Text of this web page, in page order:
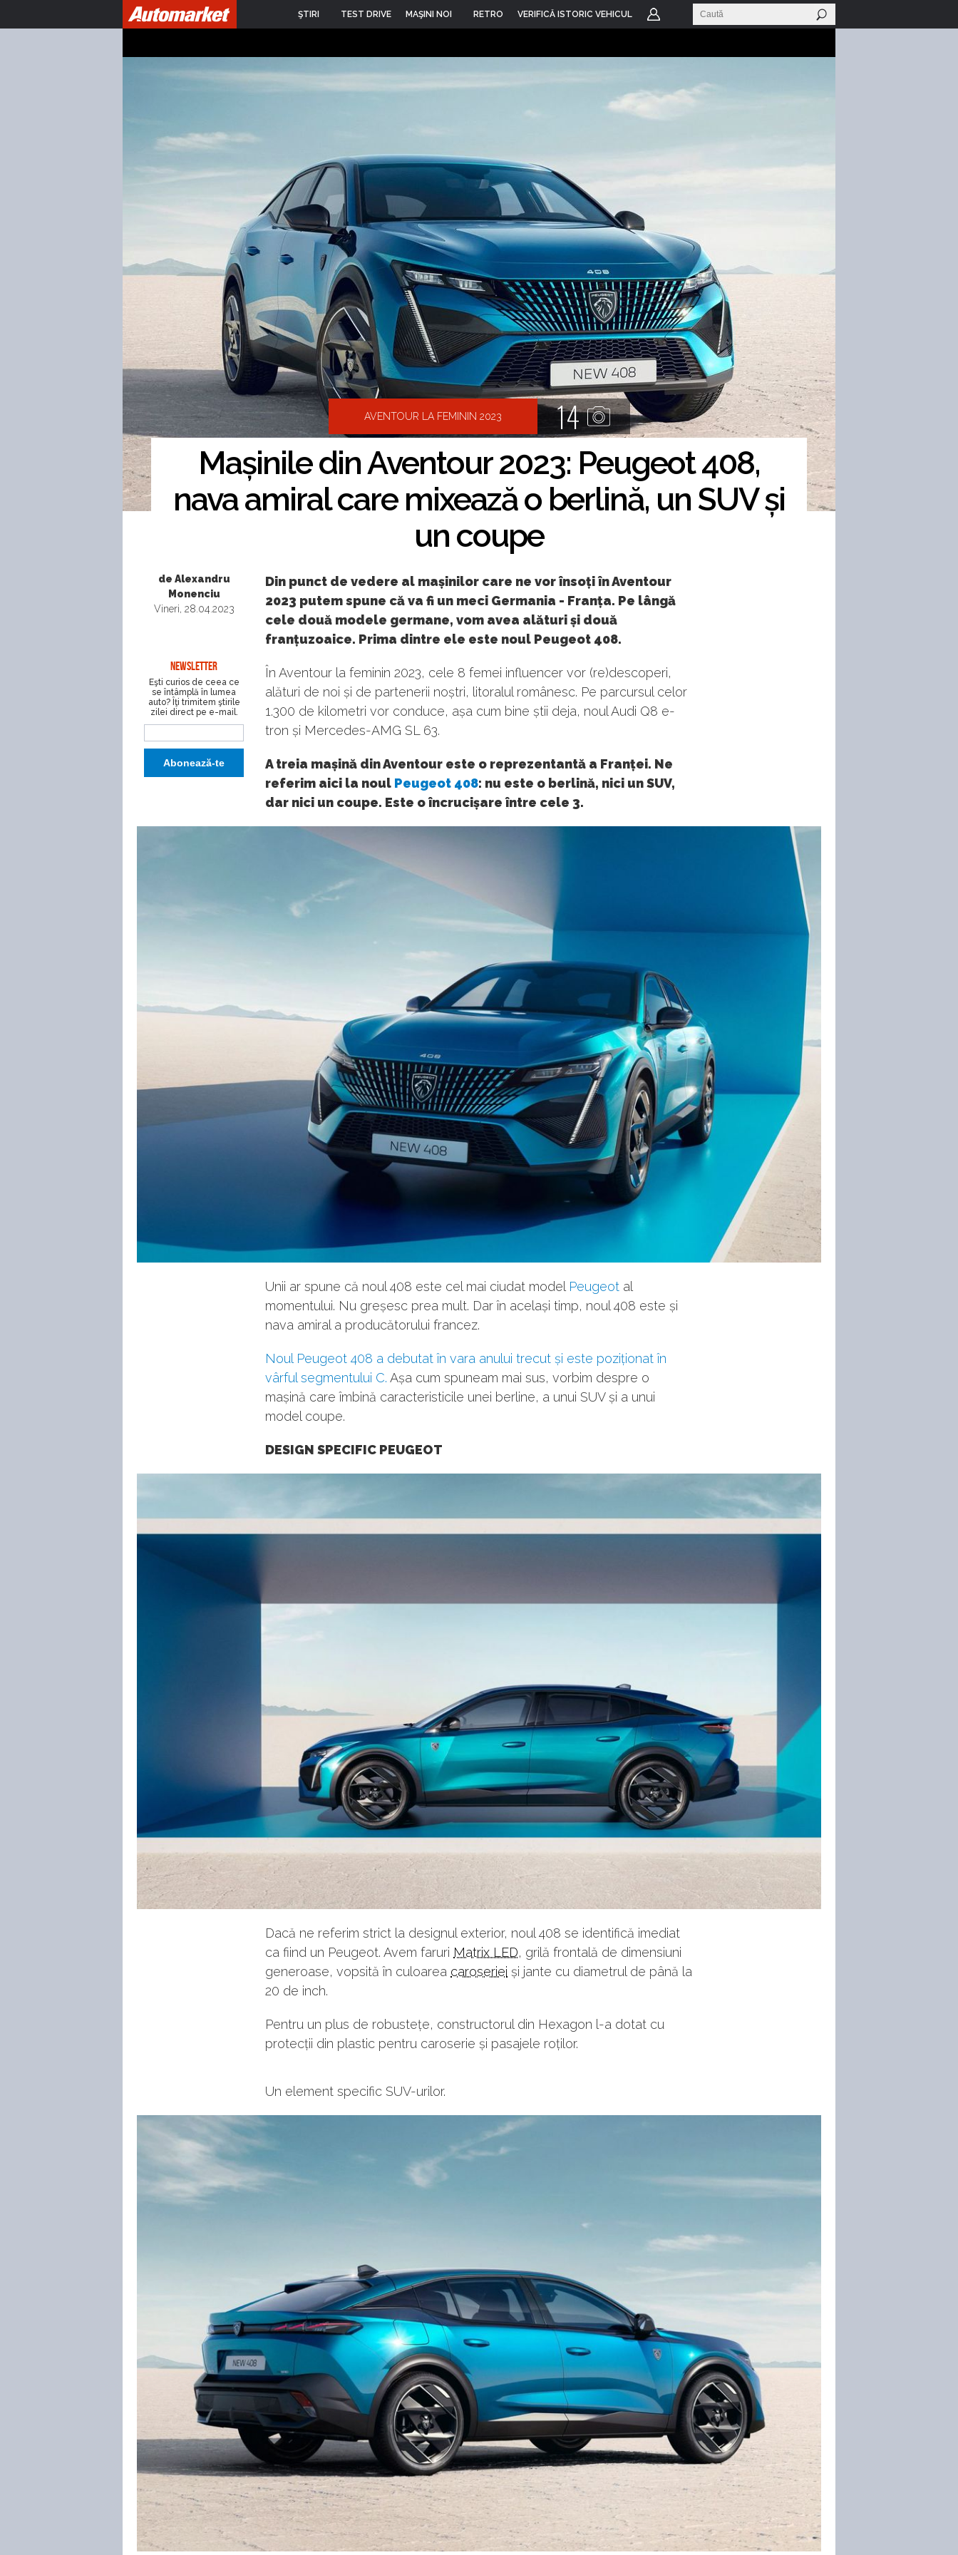
ŞTIRI TEST DRIVE MAŞINI NOI RETRO VERIFICĂ ISTORIC VEHICUL
AVENTOUR LA FEMININ 2023 14
Mașinile din Aventour 2023: Peugeot 408,
nava amiral care mixează o berlină, un SUV și
un coupe
de Alexandru
Monenciu
Vineri, 28.04.2023
NEWSLETTER
Eşti curios de ceea ce
se întâmplă în lumea
auto? Îţi trimitem ştirile
zilei direct pe e-mail.
Din punct de vedere al mașinilor care ne vor însoți în Aventour
2023 putem spune că va fi un meci Germania - Franța. Pe lângă
cele două modele germane, vom avea alături și două
franțuzoaice. Prima dintre ele este noul Peugeot 408.
În Aventour la feminin 2023, cele 8 femei influencer vor (re)descoperi,
alături de noi și de partenerii noștri, litoralul românesc. Pe parcursul celor
1.300 de kilometri vor conduce, așa cum bine știi deja, noul Audi Q8 e-
tron și Mercedes-AMG SL 63.
A treia mașină din Aventour este o reprezentantă a Franței. Ne
referim aici la noul Peugeot 408: nu este o berlină, nici un SUV,
dar nici un coupe. Este o încrucișare între cele 3.
Unii ar spune că noul 408 este cel mai ciudat model Peugeot al
momentului. Nu greșesc prea mult. Dar în același timp, noul 408 este și
nava amiral a producătorului francez.
Noul Peugeot 408 a debutat în vara anului trecut și este poziționat în
vârful segmentului C. Așa cum spuneam mai sus, vorbim despre o
mașină care îmbină caracteristicile unei berline, a unui SUV și a unui
model coupe.
DESIGN SPECIFIC PEUGEOT
Dacă ne referim strict la designul exterior, noul 408 se identifică imediat
ca fiind un Peugeot. Avem faruri Matrix LED, grilă frontală de dimensiuni
generoase, vopsită în culoarea caroseriei și jante cu diametrul de până la
20 de inch.
Pentru un plus de robustețe, constructorul din Hexagon l-a dotat cu
protecții din plastic pentru caroserie și pasajele roților.
Un element specific SUV-urilor.